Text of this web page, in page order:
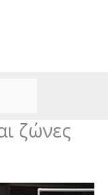
ζώνες